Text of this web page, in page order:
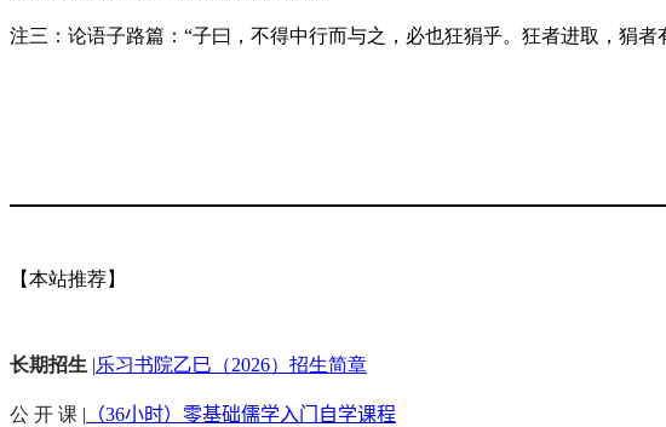
注三：论语子路篇：“子曰，不得中行而与之，必也狂狷乎。狂者进取，狷者
【本站推荐】
长期招生 |乐习书院乙巳（2026）招生简章
公 开 课 | （36小时）零基础儒学入门自学课程